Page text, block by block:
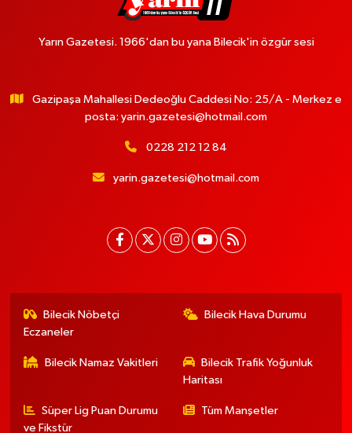
Yarın Gazetesi. 1966'dan bu yana Bilecik'in özgür sesi
Gazipaşa Mahallesi Dedeoğlu Caddesi No: 25/A - Merkez e
posta: yarin.gazetesi@hotmail.com
0228 212 12 84
yarin.gazetesi@hotmail.com
Bilecik Nöbetçi
Eczaneler
Bilecik Hava Durumu
Bilecik Namaz Vakitleri
Bilecik Trafik Yoğunluk
Haritası
Süper Lig Puan Durumu
ve Fikstür
Tüm Manşetler